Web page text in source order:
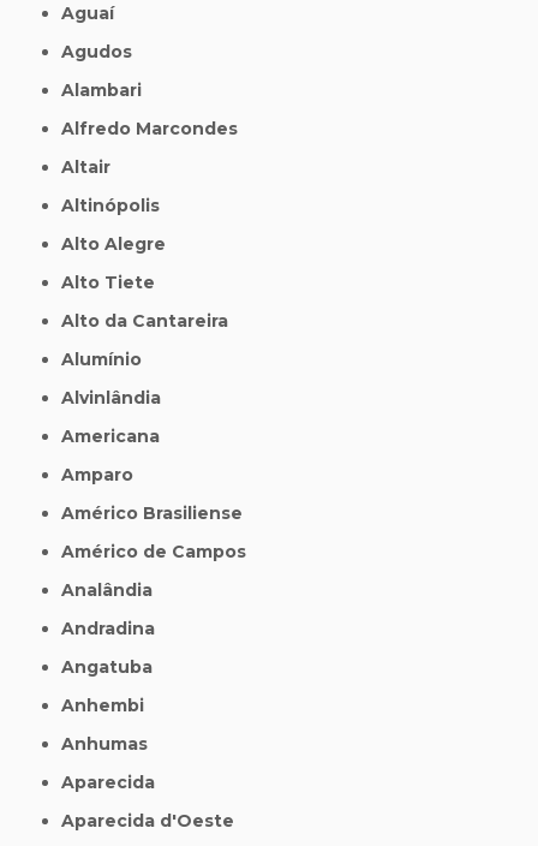
Aguaí
Agudos
Alambari
Alfredo Marcondes
Altair
Altinópolis
Alto Alegre
Alto Tiete
Alto da Cantareira
Alumínio
Alvinlândia
Americana
Amparo
Américo Brasiliense
Américo de Campos
Analândia
Andradina
Angatuba
Anhembi
Anhumas
Aparecida
Aparecida d'Oeste